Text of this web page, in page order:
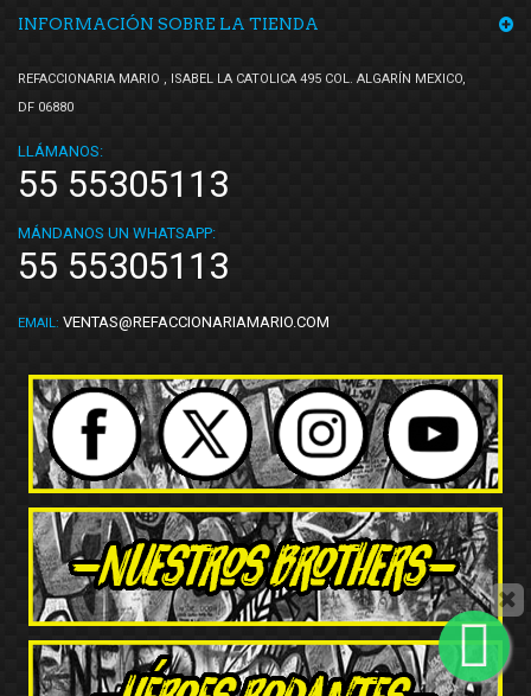
INFORMACIÓN SOBRE LA TIENDA
REFACCIONARIA MARIO , ISABEL LA CATOLICA 495 COL. ALGARÍN MEXICO,
DF 06880
LLÁMANOS:
55 55305113
MÁNDANOS UN WHATSAPP:
55 55305113
EMAIL: VENTAS@REFACCIONARIAMARIO.COM